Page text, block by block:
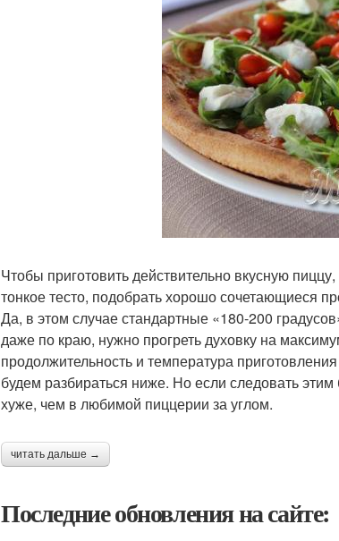
Чтобы приготовить действительно вкусную
тонкое тесто, подобрать хорошо сочетающиеся
Да, в этом случае стандартные «180-200
даже по краю, нужно прогреть духовку на
продолжительность и температура
будем разбираться ниже. Но если следовать
хуже, чем в любимой пиццерии за углом.
читать дальше →
Последние обновления на сайте: